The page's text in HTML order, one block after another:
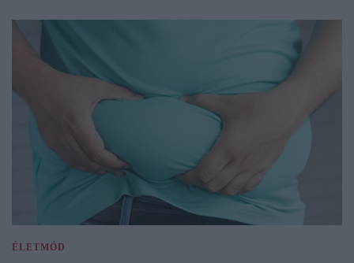
ÉLETMÓD